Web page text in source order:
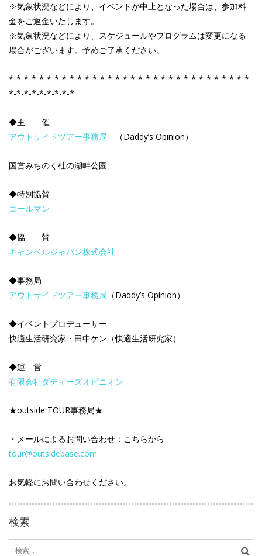
※気象状況などにより、イベントが中止となった場合は、参加料
金をご返金いたします。
※気象状況などにより、スケジュールやプログラムは変更になる
場合がございます。予めご了承ください。
*-*-*-*-*-*-*-*-*-*-*-*-*-*-*-*-*-*-*-*-*-*-*-*-*-*-*-*-*-*-*-*-
*-*-*-*-*-*-*-*-*
◆主 催
アウトサイドツアー事務局 （Daddy’s Opinion）
国営みちのく杜の湖畔公園
◆特別協賛
コールマン
◆協 賛
キャンベルジャパン株式会社
◆事務局
アウトサイドツアー事務局 （Daddy’s Opinion）
◆イベントプロデューサー
快適生活研究家・田中ケン（快適生活研究家）
◆運 営
有限会社ダディーズオピニオン
★outside TOUR事務局★
・メールによるお問い合わせ：こちらから
tour@outsidebase.com
お気軽にお問い合わせください。
検索